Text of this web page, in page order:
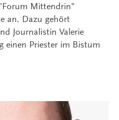
Mittendrin"
an. Dazu gehört
Journalistin Valerie
einen Priester im Bistum